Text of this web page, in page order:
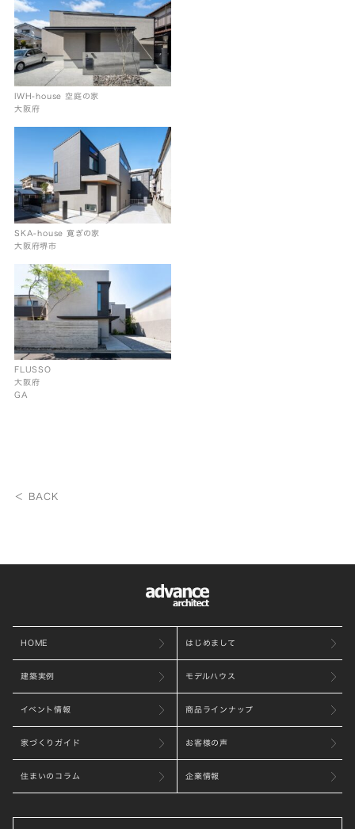
IWH-house 空庭の家
大阪府
SKA-house 寛ぎの家
大阪府堺市
FLUSSO
大阪府
GA
＜ BACK
HOME はじめまして
建築実例 モデルハウス
イベント情報 商品ラインナップ
家づくりガイド お客様の声
住まいのコラム 企業情報